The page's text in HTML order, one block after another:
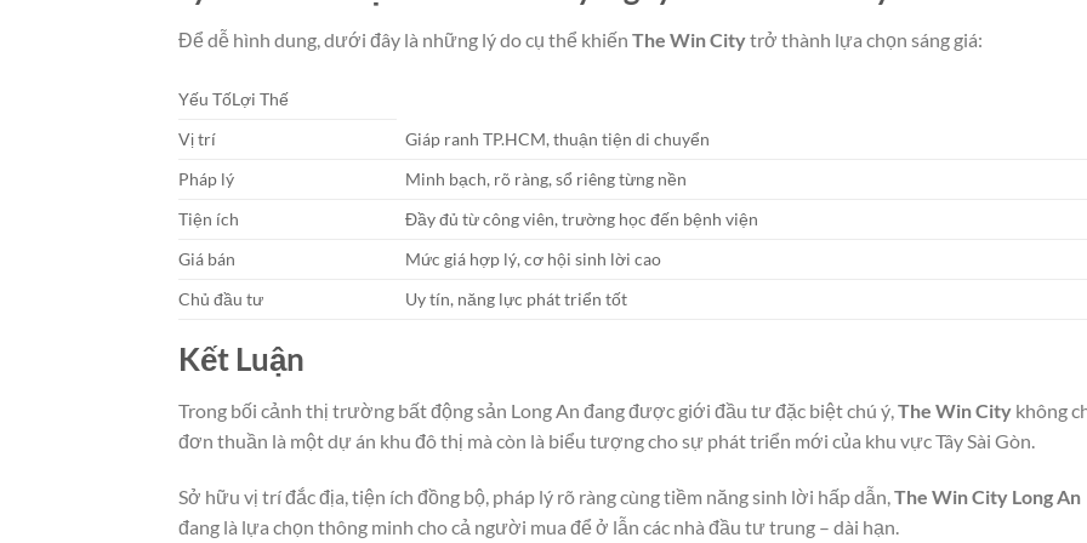
Để dễ hình dung, dưới đây là những lý do cụ thể khiến The Win Citytrở thành lựa chọn sáng giá:
Yếu TốLợi Thế
Vị trí
Giáp ranh TP.HCM, thuận tiện di chuyển
Pháp lý
Minh bạch, rõ ràng, sổ riêng từng nền
Tiện ích
Đầy đủ từ công viên, trường học đến bệnh viện
Giá bán
Mức giá hợp lý, cơ hội sinh lời cao
Chủ đầu tư
Uy tín, năng lực phát triển tốt
Kết Luận
Trong bối cảnh thị trường bất động sản Long An đang được giới đầu tư đặc biệt chú ý, The Win City không
đơn thuần là một dự án khu đô thị mà còn là biểu tượng cho sự phát triển mới của khu vực Tây Sài Gòn.
Sở hữu vị trí đắc địa, tiện ích đồng bộ, pháp lý rõ ràng cùng tiềm năng sinh lời hấp dẫn, The Win City Long An
đang là lựa chọn thông minh cho cả người mua để ở lẫn các nhà đầu tư trung – dài hạn.